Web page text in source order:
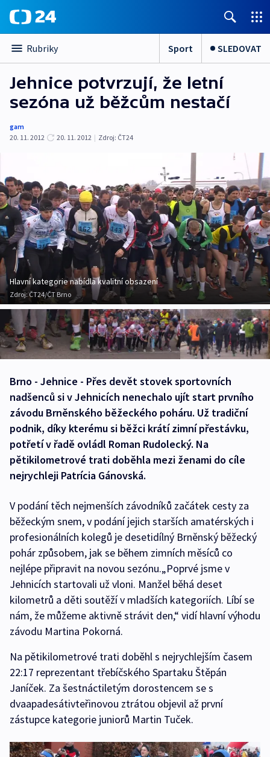
Rubriky Sport SLEDOVAT
Jehnice potvrzují, že letní
sezóna už běžcům nestačí
gam
20. 11. 2012
20. 11. 2012 | Zdroj: ČT24
Hlavní kategorie nabídla kvalitní obsazení
Zdroj:ČT24/ČT Brno
Brno - Jehnice - Přes devět stovek sportovních
nadšenců si v Jehnicích nenechalo ujít start prvního
závodu Brněnského běžeckého poháru. Už tradiční
podnik, díky kterému si běžci krátí zimní přestávku,
potřetí v řadě ovládl Roman Rudolecký. Na
pětikilometrové trati doběhla mezi ženami do cíle
nejrychleji Patrícia Gánovská.
V podání těch nejmenších závodníků začátek cesty za
běžeckým snem, v podání jejich starších amatérských i
profesionálních kolegů je desetidílný Brněnský běžecký
pohár způsobem, jak se během zimních měsíců co
nejlépe připravit na novou sezónu.„Poprvé jsme v
Jehnicích startovali už vloni. Manžel běhá deset
kilometrů a děti soutěží v mladších kategoriích. Líbí se
nám, že můžeme aktivně strávit den,“ vidí hlavní výhodu
závodu Martina Pokorná.
Na pětikilometrové trati doběhl s nejrychlejším časem
22:17 reprezentant třebíčského Spartaku Štěpán
Janíček. Za šestnáctiletým dorostencem se s
dvaapadesátivteřinovou ztrátou objevil až první
zástupce kategorie juniorů Martin Tuček.